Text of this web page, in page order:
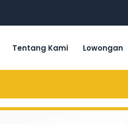
Tentang Kami Lowongan